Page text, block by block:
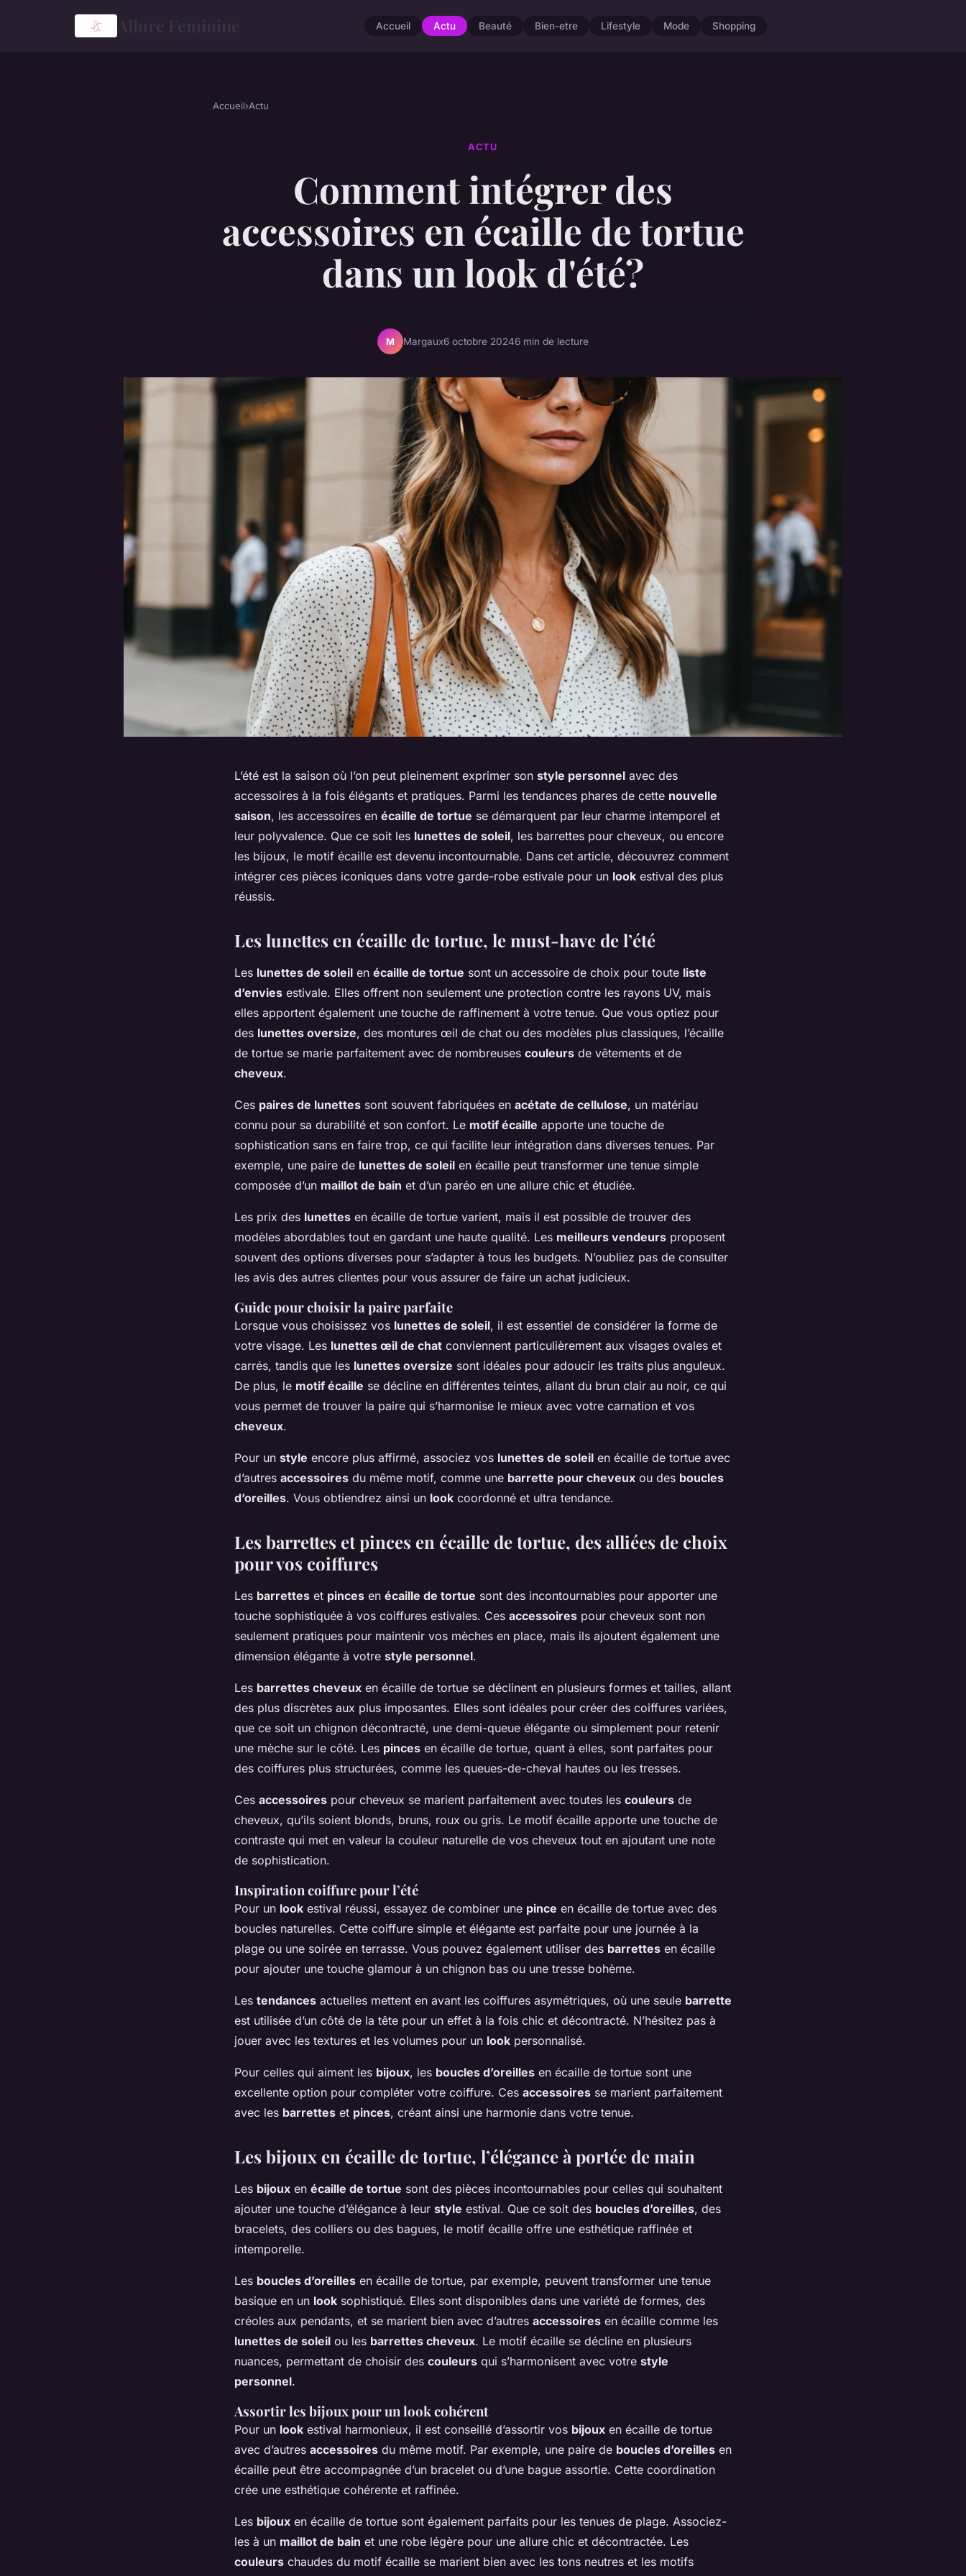
Accueil Actu Beauté Bien-etre Lifestyle Mode Shopping
Accueil›Actu
ACTU
Comment intégrer des
accessoires en écaille de tortue
dans un look d'été?
M Margaux6 octobre 20246 min de lecture
L’été est la saison où l’on peut pleinement exprimer son style personnel avec des
accessoires à la fois élégants et pratiques. Parmi les tendances phares de cette nouvelle
saison, les accessoires en écaille de tortue se démarquent par leur charme intemporel et
leur polyvalence. Que ce soit les lunettes de soleil, les barrettes pour cheveux, ou encore
les bijoux, le motif écaille est devenu incontournable. Dans cet article, découvrez comment
intégrer ces pièces iconiques dans votre garde-robe estivale pour un look estival des plus
réussis.
Les lunettes en écaille de tortue, le must-have de l’été
Les lunettes de soleil en écaille de tortue sont un accessoire de choix pour toute liste
d’envies estivale. Elles offrent non seulement une protection contre les rayons UV, mais
elles apportent également une touche de raffinement à votre tenue. Que vous optiez pour
des lunettes oversize, des montures œil de chat ou des modèles plus classiques, l’écaille
de tortue se marie parfaitement avec de nombreuses couleurs de vêtements et de
cheveux.
Ces paires de lunettes sont souvent fabriquées en acétate de cellulose, un matériau
connu pour sa durabilité et son confort. Le motif écaille apporte une touche de
sophistication sans en faire trop, ce qui facilite leur intégration dans diverses tenues. Par
exemple, une paire de lunettes de soleil en écaille peut transformer une tenue simple
composée d’un maillot de bain et d’un paréo en une allure chic et étudiée.
Les prix des lunettes en écaille de tortue varient, mais il est possible de trouver des
modèles abordables tout en gardant une haute qualité. Les meilleurs vendeurs proposent
souvent des options diverses pour s’adapter à tous les budgets. N’oubliez pas de consulter
les avis des autres clientes pour vous assurer de faire un achat judicieux.
Guide pour choisir la paire parfaite
Lorsque vous choisissez vos lunettes de soleil, il est essentiel de considérer la forme de
votre visage. Les lunettes œil de chat conviennent particulièrement aux visages ovales et
carrés, tandis que les lunettes oversize sont idéales pour adoucir les traits plus anguleux.
De plus, le motif écaille se décline en différentes teintes, allant du brun clair au noir, ce qui
vous permet de trouver la paire qui s’harmonise le mieux avec votre carnation et vos
cheveux.
Pour un style encore plus affirmé, associez vos lunettes de soleil en écaille de tortue avec
d’autres accessoires du même motif, comme une barrette pour cheveux ou des boucles
d’oreilles. Vous obtiendrez ainsi un look coordonné et ultra tendance.
Les barrettes et pinces en écaille de tortue, des alliées de choix
pour vos coiffures
Les barrettes et pinces en écaille de tortue sont des incontournables pour apporter une
touche sophistiquée à vos coiffures estivales. Ces accessoires pour cheveux sont non
seulement pratiques pour maintenir vos mèches en place, mais ils ajoutent également une
dimension élégante à votre style personnel.
Les barrettes cheveux en écaille de tortue se déclinent en plusieurs formes et tailles, allant
des plus discrètes aux plus imposantes. Elles sont idéales pour créer des coiffures variées,
que ce soit un chignon décontracté, une demi-queue élégante ou simplement pour retenir
une mèche sur le côté. Les pinces en écaille de tortue, quant à elles, sont parfaites pour
des coiffures plus structurées, comme les queues-de-cheval hautes ou les tresses.
Ces accessoires pour cheveux se marient parfaitement avec toutes les couleurs de
cheveux, qu’ils soient blonds, bruns, roux ou gris. Le motif écaille apporte une touche de
contraste qui met en valeur la couleur naturelle de vos cheveux tout en ajoutant une note
de sophistication.
Inspiration coiffure pour l’été
Pour un look estival réussi, essayez de combiner une pince en écaille de tortue avec des
boucles naturelles. Cette coiffure simple et élégante est parfaite pour une journée à la
plage ou une soirée en terrasse. Vous pouvez également utiliser des barrettes en écaille
pour ajouter une touche glamour à un chignon bas ou une tresse bohème.
Les tendances actuelles mettent en avant les coiffures asymétriques, où une seule barrette
est utilisée d’un côté de la tête pour un effet à la fois chic et décontracté. N’hésitez pas à
jouer avec les textures et les volumes pour un look personnalisé.
Pour celles qui aiment les bijoux, les boucles d’oreilles en écaille de tortue sont une
excellente option pour compléter votre coiffure. Ces accessoires se marient parfaitement
avec les barrettes et pinces, créant ainsi une harmonie dans votre tenue.
Les bijoux en écaille de tortue, l’élégance à portée de main
Les bijoux en écaille de tortue sont des pièces incontournables pour celles qui souhaitent
ajouter une touche d’élégance à leur style estival. Que ce soit des boucles d’oreilles, des
bracelets, des colliers ou des bagues, le motif écaille offre une esthétique raffinée et
intemporelle.
Les boucles d’oreilles en écaille de tortue, par exemple, peuvent transformer une tenue
basique en un look sophistiqué. Elles sont disponibles dans une variété de formes, des
créoles aux pendants, et se marient bien avec d’autres accessoires en écaille comme les
lunettes de soleil ou les barrettes cheveux. Le motif écaille se décline en plusieurs
nuances, permettant de choisir des couleurs qui s’harmonisent avec votre style
personnel.
Assortir les bijoux pour un look cohérent
Pour un look estival harmonieux, il est conseillé d’assortir vos bijoux en écaille de tortue
avec d’autres accessoires du même motif. Par exemple, une paire de boucles d’oreilles en
écaille peut être accompagnée d’un bracelet ou d’une bague assortie. Cette coordination
crée une esthétique cohérente et raffinée.
Les bijoux en écaille de tortue sont également parfaits pour les tenues de plage. Associez-
les à un maillot de bain et une robe légère pour une allure chic et décontractée. Les
couleurs chaudes du motif écaille se marient bien avec les tons neutres et les motifs